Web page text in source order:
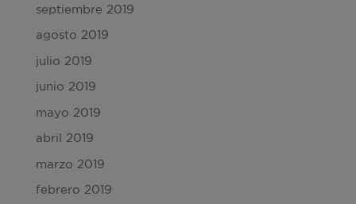
septiembre 2019
agosto 2019
julio 2019
junio 2019
mayo 2019
abril 2019
marzo 2019
febrero 2019